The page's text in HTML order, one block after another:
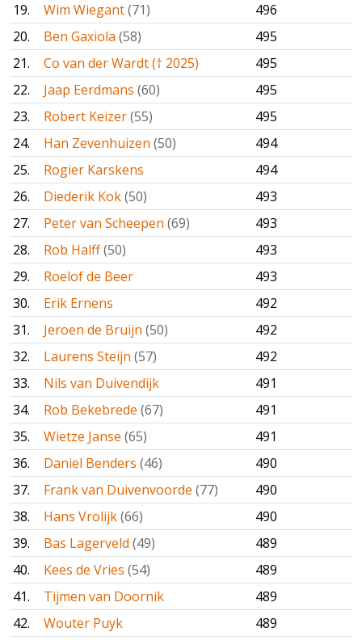
19.
Wim Wiegant(71)
496
20.
Ben Gaxiola (58)
495
21.
Co van der Wardt († 2025)
495
22.
Jaap Eerdmans (60)
495
23.
Robert Keizer(55)
495
24.
Han Zevenhuizen (50)
494
25.
Rogier Karskens
494
26.
Diederik Kok(50)
493
27.
Peter van Scheepen (69)
493
28.
Rob Halff(50)
493
29.
Roelof de Beer
493
30.
Erik Ernens
492
31.
Jeroen de Bruijn (50)
492
32.
Laurens Steijn (57)
492
33.
Nils van Duivendijk
491
34.
Rob Bekebrede (67)
491
35.
Wietze Janse (65)
491
36.
Daniel Benders (46)
490
37.
Frank van Duivenvoorde (77)
490
38.
Hans Vrolijk(66)
490
39.
Bas Lagerveld (49)
489
40.
Kees de Vries (54)
489
41.
Tijmen van Doornik
489
42.
Wouter Puyk
489